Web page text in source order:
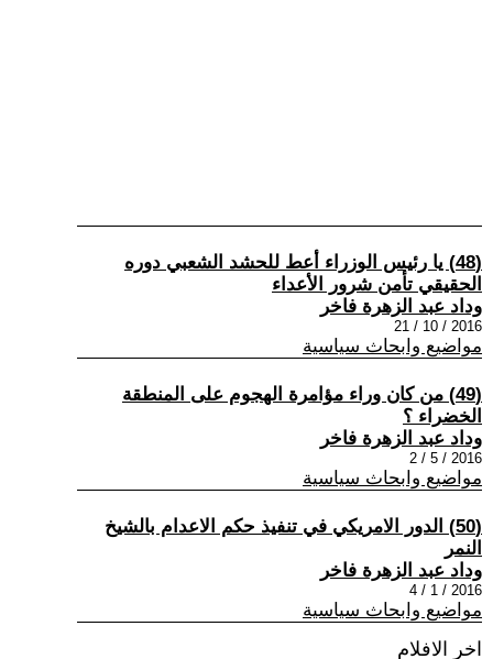
(48) يا رئيس الوزراء أعط للحشد الشعبي دوره
الحقيقي تأمن شرور الأعداء
وداد عبد الزهرة فاخر
2016 / 10 / 21
مواضيع وابحاث سياسية
(49) من كان وراء مؤامرة الهجوم على المنطقة
الخضراء ؟
وداد عبد الزهرة فاخر
2016 / 5 / 2
مواضيع وابحاث سياسية
(50) الدور الامريكي في تنفيذ حكم الاعدام بالشيخ
النمر
وداد عبد الزهرة فاخر
2016 / 1 / 4
مواضيع وابحاث سياسية
اخر الافلام